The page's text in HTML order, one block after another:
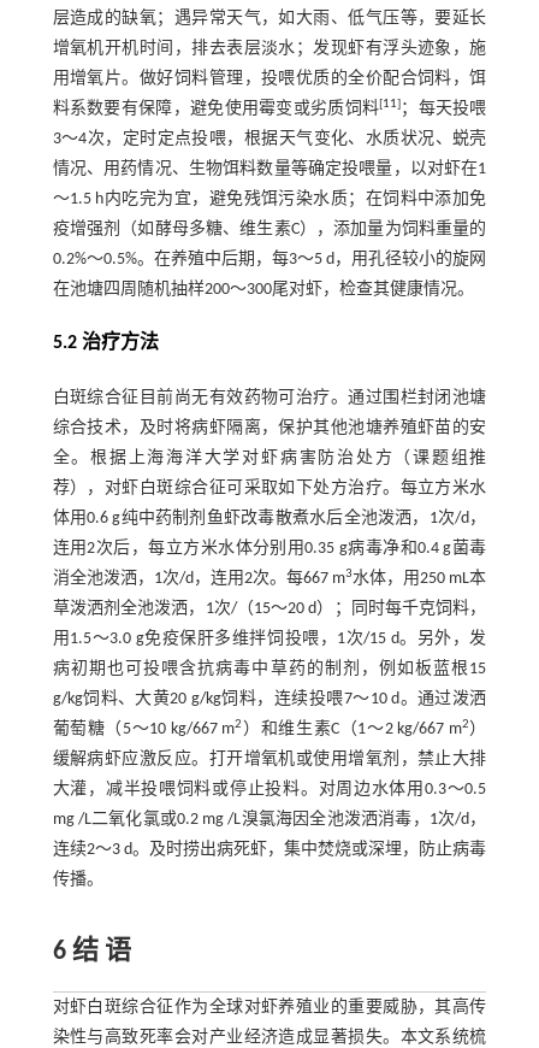
层造成的缺氧；遇异常天气，如大雨、低气压等，要延长
增氧机开机时间，排去表层淡水；发现虾有浮头迹象，施
用增氧片。做好饲料管理，投喂优质的全价配合饲料，饵
料系数要有保障，避免使用霉变或劣质饲料[11] ；每天投喂
3～4次，定时定点投喂，根据天气变化、水质状况、蜕壳
情况、用药情况、生物饵料数量等确定投喂量，以对虾在1
～1.5 h内吃完为宜，避免残饵污染水质；在饲料中添加免
疫增强剂（如酵母多糖、维生素C），添加量为饲料重量的
0.2%～0.5%。在养殖中后期，每3～5 d，用孔径较小的旋网
在池塘四周随机抽样200～300尾对虾，检查其健康情况。
5.2 治疗方法
白斑综合征目前尚无有效药物可治疗。通过围栏封闭池塘
综合技术，及时将病虾隔离，保护其他池塘养殖虾苗的安
全。根据上海海洋大学对虾病害防治处方（课题组推
荐），对虾白斑综合征可采取如下处方治疗。每立方米水
体用0.6 g纯中药制剂鱼虾改毒散煮水后全池泼洒，1次/d，
连用2次后，每立方米水体分别用0.35 g病毒净和0.4 g菌毒
消全池泼洒，1次/d，连用2次。每667 m3水体，用250 mL本
草泼洒剂全池泼洒，1次/（15～20 d）；同时每千克饲料，
用1.5～3.0 g免疫保肝多维拌饲投喂，1次/15 d。另外，发
病初期也可投喂含抗病毒中草药的制剂，例如板蓝根15
g/kg饲料、大黄20 g/kg饲料，连续投喂7～10 d。通过泼洒
葡萄糖（5～10 kg/667 m2 ）和维生素C（1～2 kg/667 m2）
缓解病虾应激反应。打开增氧机或使用增氧剂，禁止大排
大灌，减半投喂饲料或停止投料。对周边水体用0.3～0.5
mg /L二氧化氯或0.2 mg /L溴氯海因全池泼洒消毒，1次/d，
连续2～3 d。及时捞出病死虾，集中焚烧或深埋，防止病毒
传播。
6 结 语
对虾白斑综合征作为全球对虾养殖业的重要威胁，其高传
染性与高致死率会对产业经济造成显著损失。本文系统梳